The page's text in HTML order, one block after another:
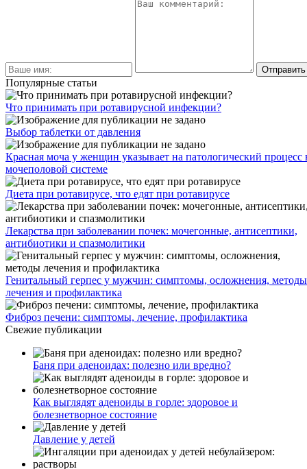
Популярные статьи
Что принимать при ротавирусной инфекции?
Выбор таблетки от давления
Красная моча у женщин указывает на патологический процесс
мочеполовой системе
Диета при ротавирусе, что едят при ротавирусе
Лекарства при заболевании почек: мочегонные, антисептики,
антибиотики и спазмолитики
Генитальный герпес у мужчин: симптомы, осложнения, методы
лечения и профилактика
Фиброз печени: симптомы, лечение, профилактика
Свежие публикации
Баня при аденоидах: полезно или вредно?
Как выглядят аденоиды в горле: здоровое и
болезнетворное состояние
Давление у детей